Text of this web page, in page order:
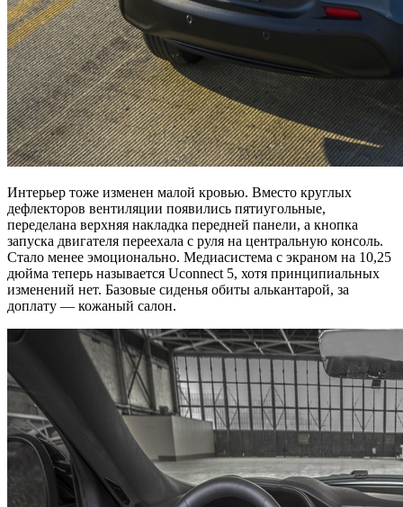
Интерьер тоже изменен малой кровью. Вместо круглых
дефлекторов вентиляции появились пятиугольные,
переделана верхняя накладка передней панели, а кнопка
запуска двигателя переехала с руля на центральную консоль.
Стало менее эмоционально. Медиасистема с экраном на 10,25
дюйма теперь называется Uconnect 5, хотя принципиальных
изменений нет. Базовые сиденья обиты алькантарой, за
доплату — кожаный салон.